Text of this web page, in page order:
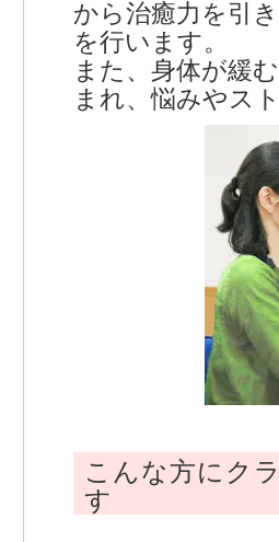
から治癒力を引
を行います。
また、身体が緩
まれ、悩みやス
こんな方にク
す